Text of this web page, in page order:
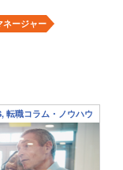
ネージャー
転職コラム・ノウハウ